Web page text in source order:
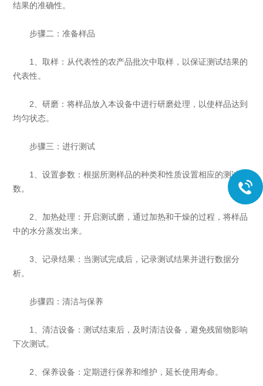
结果的准确性。
步骤二：准备样品
1、取样：从代表性的农产品批次中取样，以保证测试结果的
代表性。
2、研磨：将样品放入本设备中进行研磨处理，以使样品达到
均匀状态。
步骤三：进行测试
1、设置参数：根据所测样品的种类和性质设置相应的测试参
数。
2、加热处理：开启测试磨，通过加热和干燥的过程，将样品
中的水分蒸发出来。
3、记录结果：当测试完成后，记录测试结果并进行数据分
析。
步骤四：清洁与保养
1、清洁设备：测试结束后，及时清洁设备，避免残留物影响
下次测试。
2、保养设备：定期进行保养和维护，延长使用寿命。